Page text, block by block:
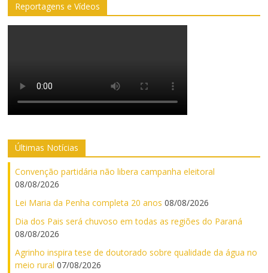
Reportagens e Vídeos
Últimas Notícias
Convenção partidária não libera campanha eleitoral
08/08/2026
Lei Maria da Penha completa 20 anos 08/08/2026
Dia dos Pais será chuvoso em todas as regiões do Paraná
08/08/2026
Agrinho inspira tese de doutorado sobre qualidade da água no
meio rural 07/08/2026